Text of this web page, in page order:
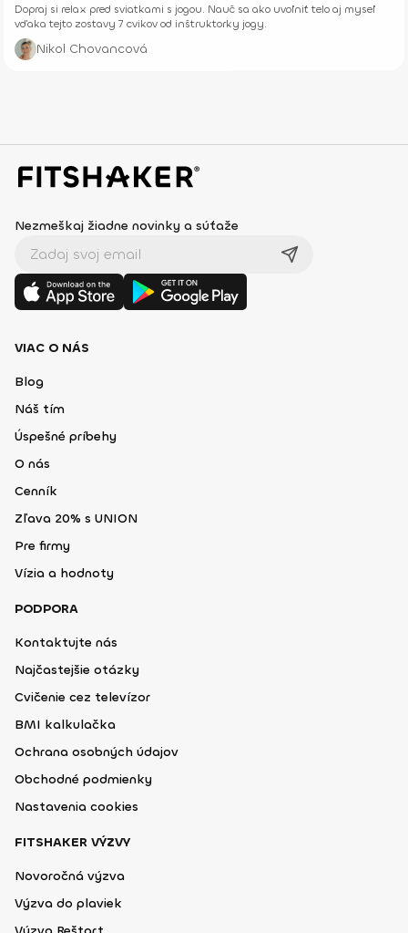
Dopraj si relax pred sviatkami s jogou. Nauč sa ako uvoľniť telo aj myseľ
vďaka tejto zostavy 7 cvikov od inštruktorky jogy.
Nikol Chovancová
Nezmeškaj žiadne novinky a súťaže
VIAC O NÁS
Blog
Náš tím
Úspešné príbehy
O nás
Cenník
Zľava 20% s UNION
Pre firmy
Vízia a hodnoty
PODPORA
Kontaktujte nás
Najčastejšie otázky
Cvičenie cez televízor
BMI kalkulačka
Ochrana osobných údajov
Obchodné podmienky
Nastavenia cookies
FITSHAKER VÝZVY
Novoročná výzva
Výzva do plaviek